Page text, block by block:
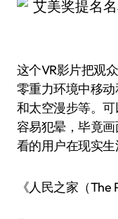
这个VR影片把观
零重力环境中移
和太空漫步等。
容易犯晕，毕竟
看的用户在现实生
《人民之家（The